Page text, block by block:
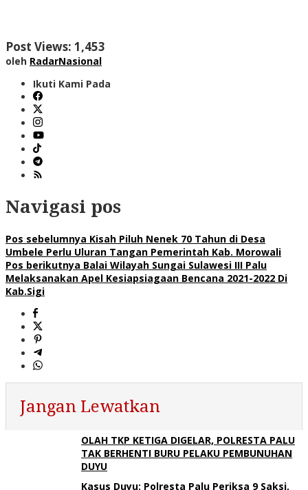
Post Views: 1,453
oleh RadarNasional
Ikuti Kami Pada
Navigasi pos
Pos sebelumnya Kisah Piluh Nenek 70 Tahun di Desa
Umbele Perlu Uluran Tangan Pemerintah Kab. Morowali
Pos berikutnya Balai Wilayah Sungai Sulawesi III Palu
Melaksanakan Apel Kesiapsiagaan Bencana 2021-2022 Di
Kab.Sigi
Jangan Lewatkan
OLAH TKP KETIGA DIGELAR, POLRESTA PALU
TAK BERHENTI BURU PELAKU PEMBUNUHAN
DUYU
Kasus Duyu: Polresta Palu Periksa 9 Saksi,